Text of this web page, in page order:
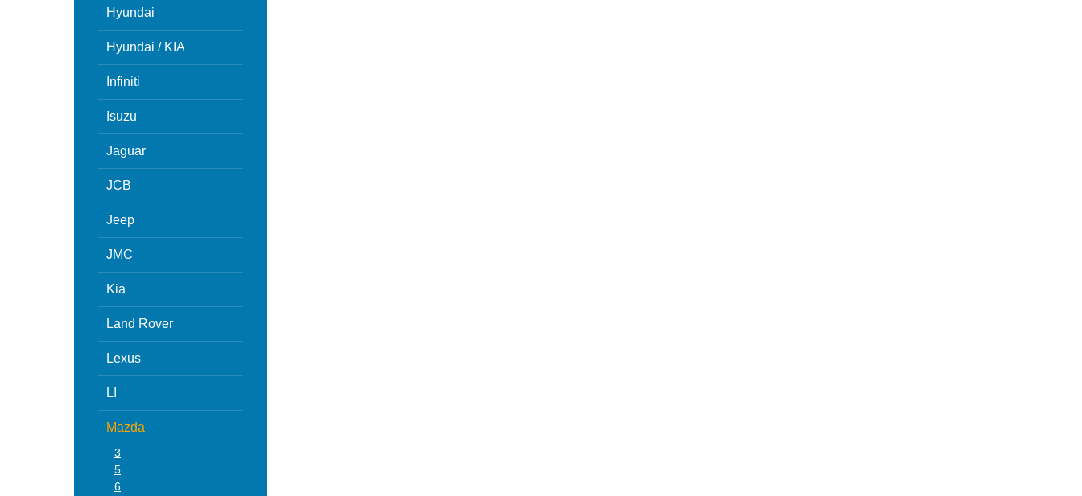
Hyundai
Hyundai / KIA
Infiniti
Isuzu
Jaguar
JCB
Jeep
JMC
Kia
Land Rover
Lexus
LI
Mazda
3
5
6